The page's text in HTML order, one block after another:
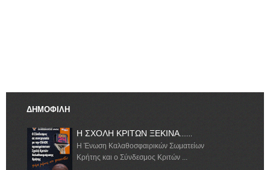
ΔΗΜΟΦΙΛΗ
Η ΣΧΟΛΗ ΚΡΙΤΩΝ ΞΕΚΙΝΑ.......
Η Ένωση Καλαθοσφαιρικών Σωματείων
Κρήτης και ο Σύνδεσμος Κριτών ...